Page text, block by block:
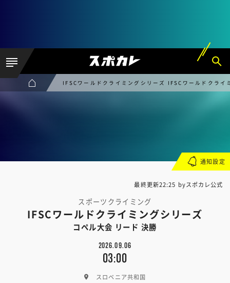
IFSCワールドクライミングシリーズ IFSCワールドクラ
最終更新22:25 byスポカレ公式
スポーツクライミング
IFSCワールドクライミングシリーズ
コペル大会 リード 決勝
2026.09.06
03:00
スロベニア共和国
通知設定